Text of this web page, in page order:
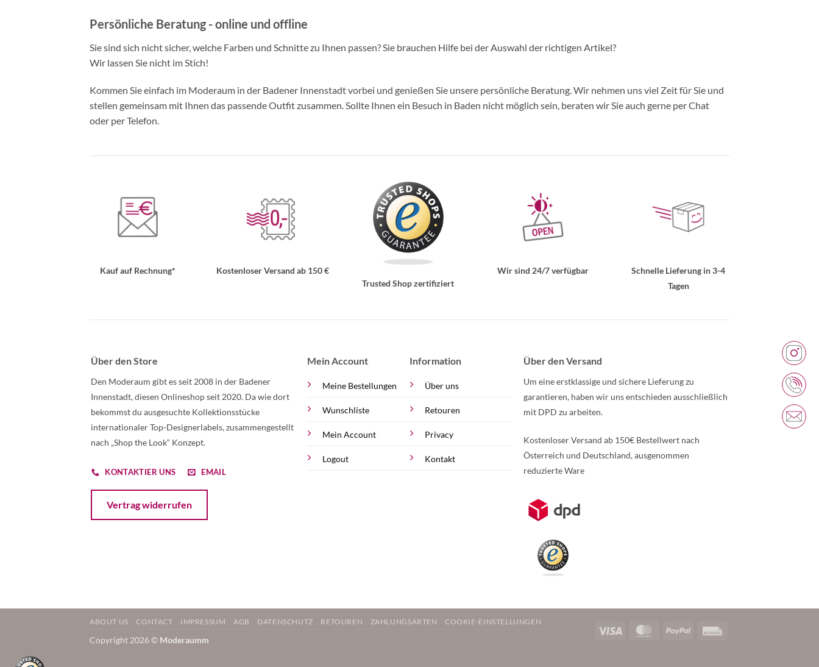
Persönliche Beratung - online und offline
Sie sind sich nicht sicher, welche Farben und Schnitte zu Ihnen passen? Sie brauchen Hilfe bei der Auswahl der richtigen Artikel?
Wir lassen Sie nicht im Stich!
Kommen Sie einfach im Moderaum in der Badener Innenstadt vorbei und genießen Sie unsere persönliche Beratung. Wir nehmen uns viel Zeit für Sie und
stellen gemeinsam mit Ihnen das passende Outfit zusammen. Sollte Ihnen ein Besuch in Baden nicht möglich sein, beraten wir Sie auch gerne per Chat
oder per Telefon.
Kauf auf Rechnung*
Kostenloser Versand ab 150 €
Trusted Shop zertifiziert
Wir sind 24/7 verfügbar
Schnelle Lieferung in 3-4
Tagen
Über den Store
Den Moderaum gibt es seit 2008 in der Badener
Innenstadt, diesen Onlineshop seit 2020. Da wie dort
bekommst du ausgesuchte Kollektionsstücke
internationaler Top-Designerlabels, zusammengestellt
nach „Shop the Look“ Konzept.
KONTAKTIER UNS EMAIL
Vertrag widerrufen
Mein Account
Meine Bestellungen
Wunschliste
Mein Account
Logout
Information
Über uns
Retouren
Privacy
Kontakt
Über den Versand
Um eine erstklassige und sichere Lieferung zu
garantieren, haben wir uns entschieden ausschließlich
mit DPD zu arbeiten.
Kostenloser Versand ab 150€ Bestellwert nach
Österreich und Deutschland, ausgenommen
reduzierte Ware
Weitere Informationen über den gesperrten Inhalt.
Visa MasterCardPayPal
ABOUT US CONTACT IMPRESSUM AGB DATENSCHUTZ RETOUREN ZAHLUNGSARTEN COOKIE-EINSTELLUNGEN
Copyright 2026 © Moderaumm
Weitere Informationen über den gesperrten Inhalt.